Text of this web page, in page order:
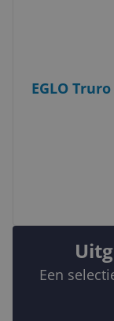
EGLO
Een